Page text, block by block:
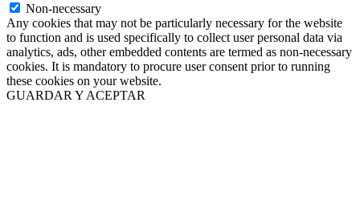
Non-necessary
Any cookies that may not be particularly necessary for the website
to function and is used specifically to collect user personal data via
analytics, ads, other embedded contents are termed as non-necessary
cookies. It is mandatory to procure user consent prior to running
these cookies on your website.
GUARDAR Y ACEPTAR